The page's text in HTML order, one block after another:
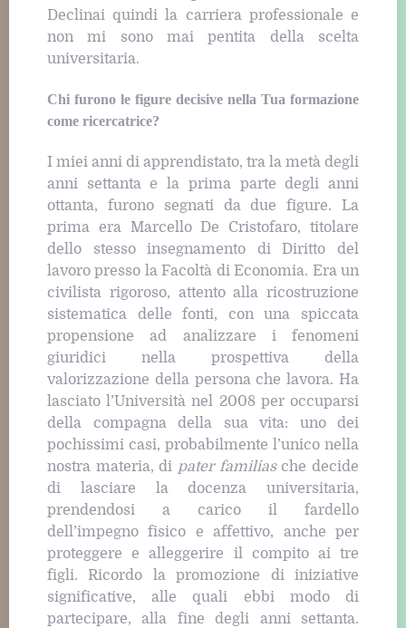
Declinai quindi la carriera professionale e
non mi sono mai pentita della scelta
universitaria.
Chi furono le figure decisive nella Tua formazione
come ricercatrice?
I miei anni di apprendistato, tra la metà degli
anni settanta e la prima parte degli anni
ottanta, furono segnati da due figure. La
prima era Marcello De Cristofaro, titolare
dello stesso insegnamento di Diritto del
lavoro presso la Facoltà di Economia. Era un
civilista rigoroso, attento alla ricostruzione
sistematica delle fonti, con una spiccata
propensione ad analizzare i fenomeni
giuridici nella prospettiva della
valorizzazione della persona che lavora. Ha
lasciato l’Università nel 2008 per occuparsi
della compagna della sua vita: uno dei
pochissimi casi, probabilmente l’unico nella
nostra materia, di pater familiasche decide
di lasciare la docenza universitaria,
prendendosi a carico il fardello
dell’impegno fisico e affettivo, anche per
proteggere e alleggerire il compito ai tre
figli. Ricordo la promozione di iniziative
significative, alle quali ebbi modo di
partecipare, alla fine degli anni settanta.